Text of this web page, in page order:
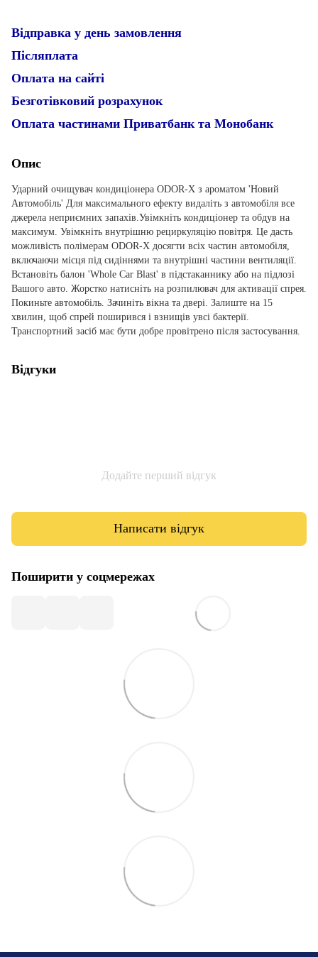
Відправка у день замовлення
Післяплата
Оплата на сайті
Безготівковий розрахунок
Оплата частинами Приватбанк та Монобанк
Опис
Ударний очищувач кондиціонера ODOR-X з ароматом 'Новий
Автомобіль' Для максимального ефекту видаліть з автомобіля все
джерела неприємних запахів.Увімкніть кондиціонер та обдув на
максимум. Увімкніть внутрішню рециркуляцію повітря. Це дасть
можливість полімерам ODOR-X досягти всіх частин автомобіля,
включаючи місця під сидіннями та внутрішні частини вентиляції.
Встановіть балон 'Whole Car Blast' в підстаканнику або на підлозі
Вашого авто. Жорстко натисніть на розпилювач для активації спрея.
Покиньте автомобіль. Зачиніть вікна та двері. Залиште на 15
хвилин, щоб спрей поширився і взнищів увсі бактерії.
Транспортний засіб має бути добре провітрено після застосування.
Відгуки
Додайте перший відгук
Написати відгук
Поширити у соцмережах